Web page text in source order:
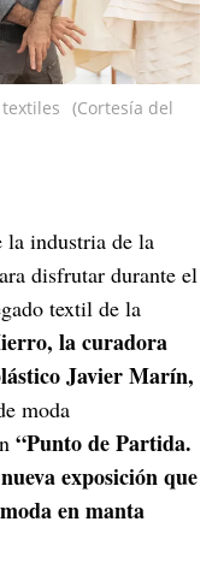
(Cortesía del
la industria de la
disfrutar durante el
textil de la
la curadora
Javier Marín,
moda
“Punto de Partida.
exposición que
en manta